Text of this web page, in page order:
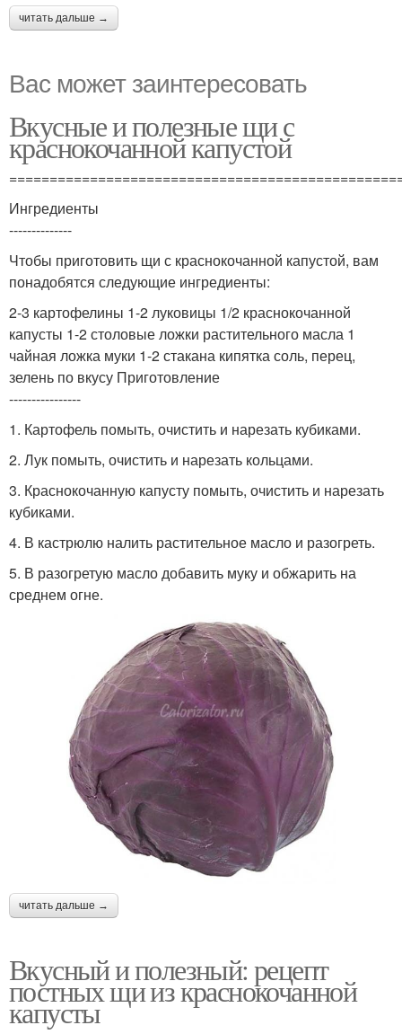
читать дальше →
Вас может заинтересовать
Вкусные и полезные щи с
краснокочанной капустой
Ингредиенты
--------------
Чтобы приготовить щи с краснокочанной капустой, вам
понадобятся следующие ингредиенты:
2-3 картофелины 1-2 луковицы 1/2 краснокочанной
капусты 1-2 столовые ложки растительного масла 1
чайная ложка муки 1-2 стакана кипятка соль, перец,
зелень по вкусу Приготовление
----------------
1. Картофель помыть, очистить и нарезать кубиками.
2. Лук помыть, очистить и нарезать кольцами.
3. Краснокочанную капусту помыть, очистить и нарезать
кубиками.
4. В кастрюлю налить растительное масло и разогреть.
5. В разогретую масло добавить муку и обжарить на
среднем огне.
читать дальше →
Вкусный и полезный: рецепт
постных щи из краснокочанной
капусты